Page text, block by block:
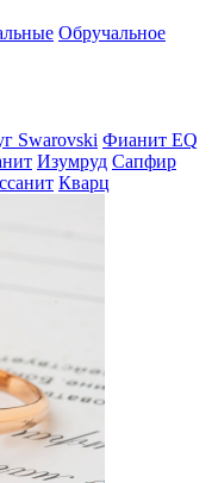
Обручальное
Swarovski Фианит EQ
Изумруд Сапфир
Кварц